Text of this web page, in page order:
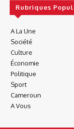
Rubriques
A La Une
Société
Culture
Économie
Politique
Sport
Cameroun
A Vous